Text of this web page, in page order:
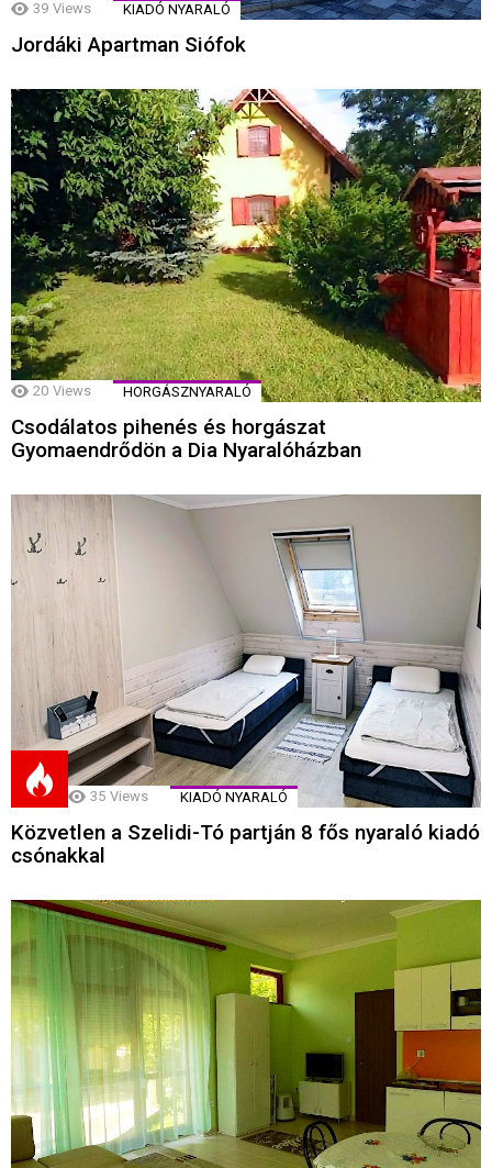
39 Views KIADÓ NYARALÓ
Jordáki Apartman Siófok
20 Views HORGÁSZNYARALÓ
Csodálatos pihenés és horgászat
Gyomaendrődön a Dia Nyaralóházban
35 Views KIADÓ NYARALÓ
Közvetlen a Szelidi-Tó partján 8 fős nyaraló kiadó
csónakkal